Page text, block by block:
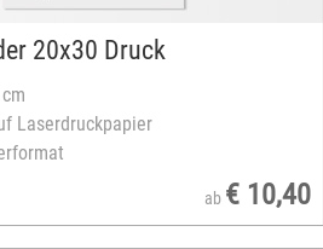
20x30 Druck
Laserdruckpapier
ab € 10,40
in 3-5 Tagen